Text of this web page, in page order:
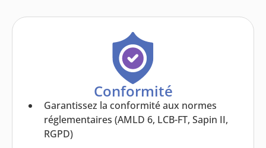
Conformité
Garantissez la conformité aux normes
réglementaires (AMLD 6, LCB-FT, Sapin II,
RGPD)